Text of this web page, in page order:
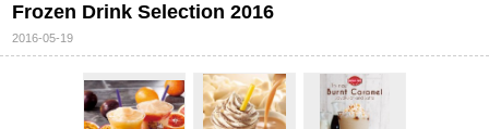
Frozen Drink Selection 2016
2016-05-19